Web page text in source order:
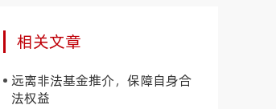
相关文章
远离非法基金推介，保障自身合
法权益